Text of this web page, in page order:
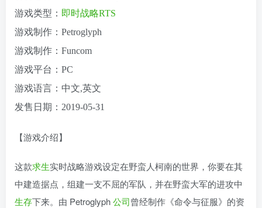
游戏类型： 即时战略RTS
游戏制作：Petroglyph
游戏制作：Funcom
游戏平台：PC
游戏语言：中文,英文
发售日期：2019-05-31
【游戏介绍】
这款求生实时战略游戏设定在野蛮人柯南的世界，你要在其
中建造据点，组建一支不屈的军队，并在野蛮大军的进攻中
生存下来。由 Petroglyph公司曾经制作《命令与征服》的资